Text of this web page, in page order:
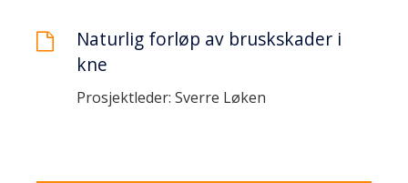
Naturlig forløp av bruskskader i
kne
Prosjektleder: Sverre Løken